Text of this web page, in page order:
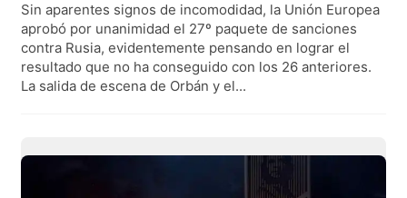
Sin aparentes signos de incomodidad, la Unión Europea
aprobó por unanimidad el 27º paquete de sanciones
contra Rusia, evidentemente pensando en lograr el
resultado que no ha conseguido con los 26 anteriores.
La salida de escena de Orbán y el...